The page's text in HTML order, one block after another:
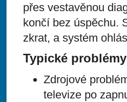
přes vestavěnou
končí bez úspěchu.
zkrat, a systém
Typické
Zdrojové
televize po